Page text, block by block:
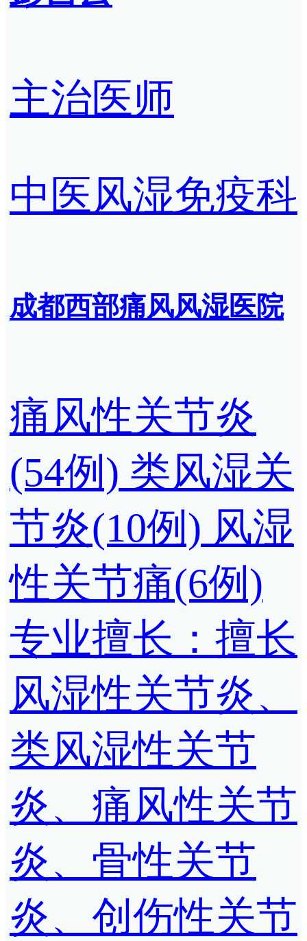
主治医师
中医风湿免疫科
成都西部痛风风湿医院
痛风性关节炎
(54例) 类风湿关
节炎(10例) 风湿
性关节痛(6例)
专业擅长：擅长
风湿性关节炎、
类风湿性关节
炎、痛风性关节
炎、骨性关节
炎、创伤性关节